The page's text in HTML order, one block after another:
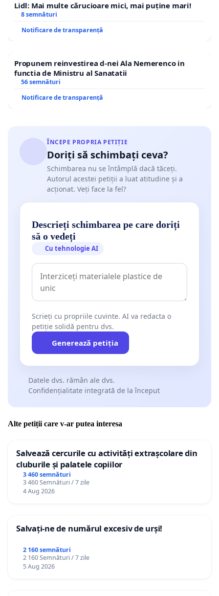
Lidl: Mai multe cărucioare mici, mai puține mari!
8 semnături
Notificare de transparență
Propunem reinvestirea d-nei Ala Nemerenco in
functia de Ministru al Sanatatii
56 semnături
Notificare de transparență
ÎNCEPE PROPRIA PETIȚIE
Doriți să schimbați ceva?
Schimbarea nu se întâmplă dacă tăceți.
Autorul acestei petiții a luat atitudine și a
acționat. Veți face la fel?
Descrieți schimbarea pe care doriți
să o vedeți
Cu tehnologie AI
Scrieți cu propriile cuvinte. AI va redacta o
petiție solidă pentru dvs.
Generează petiția
Datele dvs. rămân ale dvs.
Confidențialitate integrată de la început
Alte petiții care v-ar putea interesa
Salvează cercurile cu activități extrașcolare din
cluburile și palatele copiilor
3 460 semnături
3 460 Semnături / 7 zile
4 Aug 2026
Salvați-ne de numărul excesiv de urși!
2 160 semnături
2 160 Semnături / 7 zile
5 Aug 2026